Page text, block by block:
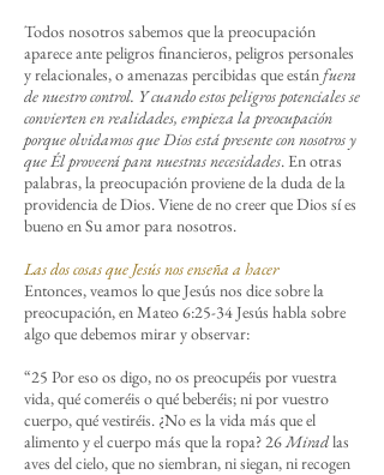
Todos nosotros sabemos que la preocupación
aparece ante peligros financieros, peligros personales
y relacionales, o amenazas percibidas que están fuera
de nuestro control. Y cuando estos peligros potenciales se
convierten en realidades, empieza la preocupación
porque olvidamos que Dios está presente con nosotros y
que Él proveerá para nuestras necesidades. En otras
palabras, la preocupación proviene de la duda de la
providencia de Dios. Viene de no creer que Dios sí es
bueno en Su amor para nosotros.
Las dos cosas que Jesús nos enseña a hacer
Entonces, veamos lo que Jesús nos dice sobre la
preocupación, en Mateo 6:25-34 Jesús habla sobre
algo que debemos mirar y observar:
“25 Por eso os digo, no os preocupéis por vuestra
vida, qué comeréis o qué beberéis; ni por vuestro
cuerpo, qué vestiréis. ¿No es la vida más que el
alimento y el cuerpo más que la ropa? 26Miradlas
aves del cielo, que no siembran, ni siegan, ni recogen